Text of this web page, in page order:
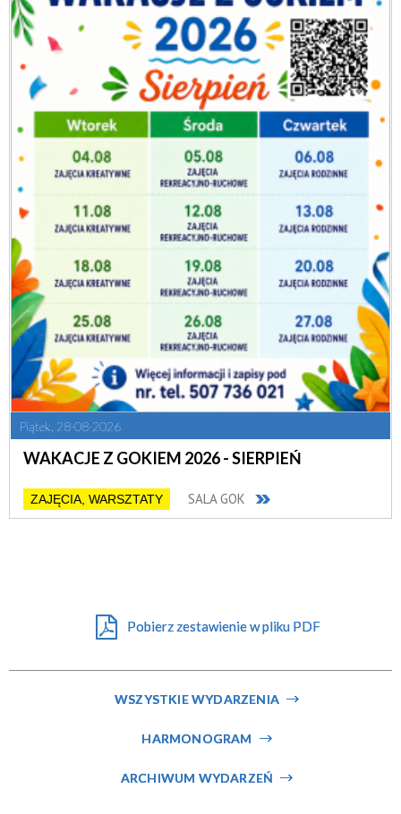
Organizator
Piątek, 28-08-2026
WAKACJE Z GOKIEM 2026 - SIERPIEŃ
ZAJĘCIA, WARSZTATY SALA GOK
Pobierz zestawienie w pliku PDF
WSZYSTKIE WYDARZENIA
HARMONOGRAM
ARCHIWUM WYDARZEŃ